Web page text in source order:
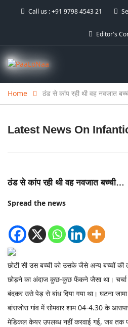
Call us :+91 9798 4543 21
Editor's
Home ठंड से कांप रही थी वह नवजात
Latest News On
ठंड से कांप रही थी वह नवजात बच्ची…
Spread the news
छोटी सी उस बच्ची को उसके जैसे अन्य बच्चों की
छोड़ने का अंदाज कुछ-कुछ फेंकने जैसा था। चर्चा
बंदकर उसे पेड़ से बांध दिया गया था। घटना
बांसजोरा गांव में सोमवार शाम 04-4.30 के
मेडिकल केयर उपलब्ध नहीं करवाई गई, जब तक